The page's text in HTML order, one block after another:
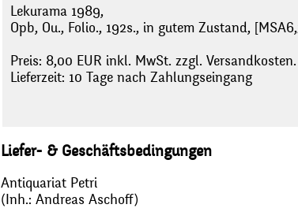
Lekurama 1989,
Opb, Ou., Folio., 192s., in gutem Zustand,
Preis: 8,00 EUR inkl. MwSt. zzgl. Versandkosten.
Lieferzeit: 10 Tage nach Zahlungseingang
Liefer- & Geschäftsbedingungen
Antiquariat Petri
(Inh.: Andreas Aschoff)